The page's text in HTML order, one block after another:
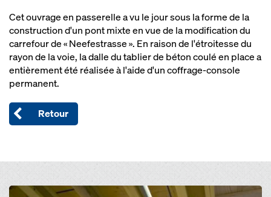
Cet ouvrage en passerelle a vu le jour sous la forme de la
construction d'un pont mixte en vue de la modification du
carrefour de « Neefestrasse ». En raison de l'étroitesse du
rayon de la voie, la dalle du tablier de béton coulé en place a
entièrement été réalisée à l'aide d'un coffrage-console
permanent.
Retour
Open